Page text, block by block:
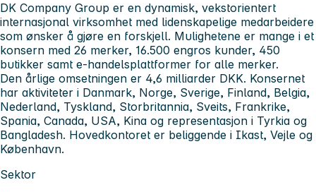
DK Company Group er en dynamisk, vekstorientert
internasjonal virksomhet med lidenskapelige medarbeidere
som ønsker å gjøre en forskjell. Mulighetene er mange i et
konsern med 26 merker, 16.500 engros kunder, 450
butikker samt e-handelsplattformer for alle merker.
Den årlige omsetningen er 4,6 milliarder DKK. Konsernet
har aktiviteter i Danmark, Norge, Sverige, Finland, Belgia,
Nederland, Tyskland, Storbritannia, Sveits, Frankrike,
Spania, Canada, USA, Kina og representasjon i Tyrkia og
Bangladesh. Hovedkontoret er beliggende i Ikast, Vejle og
København.
Sektor